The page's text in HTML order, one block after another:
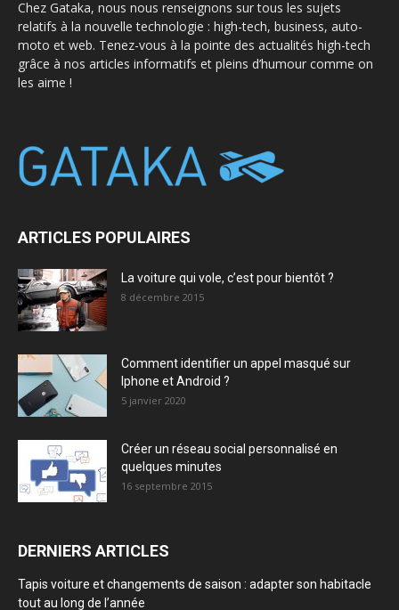
Chez Gataka, nous nous renseignons sur tous les sujets
relatifs à la nouvelle technologie : high-tech, business, auto-
moto et web. Tenez-vous à la pointe des actualités high-tech
grâce à nos articles informatifs et pleins d’humour comme on
les aime !
ARTICLES POPULAIRES
La voiture qui vole, c’est pour bientôt ?
8 décembre 2015
Comment identifier un appel masqué sur
Iphone et Android ?
5 janvier 2020
Créer un réseau social personnalisé en
quelques minutes
16 septembre 2015
DERNIERS ARTICLES
Tapis voiture et changements de saison : adapter son habitacle
tout au long de l’année